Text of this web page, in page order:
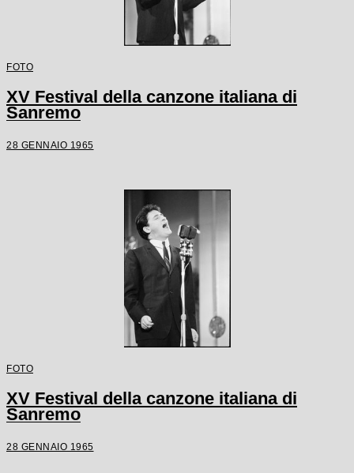
FOTO
XV Festival della canzone italiana di
Sanremo
28 GENNAIO 1965
FOTO
XV Festival della canzone italiana di
Sanremo
28 GENNAIO 1965